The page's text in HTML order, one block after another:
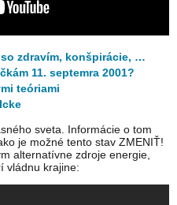
zdravím, konšpirácie, …
11. septemra 2001?
teóriami
sveta. Informácie o tom
je možné tento stav ZMENIŤ!
alternatívne zdroje energie,
vládnu krajine: